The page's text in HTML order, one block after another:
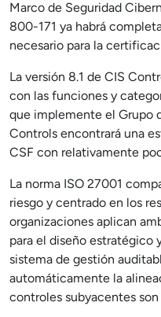
Marco de Seguridad
800-171 ya habrá
necesario para la
La versión 8.1 de CIS
con las funciones y
que implemente el Grupo
Controls encontrará una
CSF con relativamente
La norma ISO 27001
riesgo y centrado en los
organizaciones aplican
para el diseño estratégico
sistema de gestión
automáticamente la
controles subyacentes